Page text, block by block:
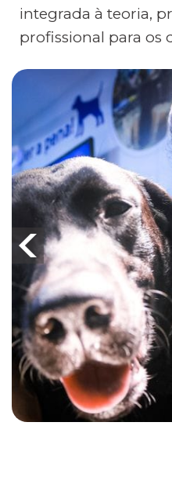
integrada à teoria,
profissional para os